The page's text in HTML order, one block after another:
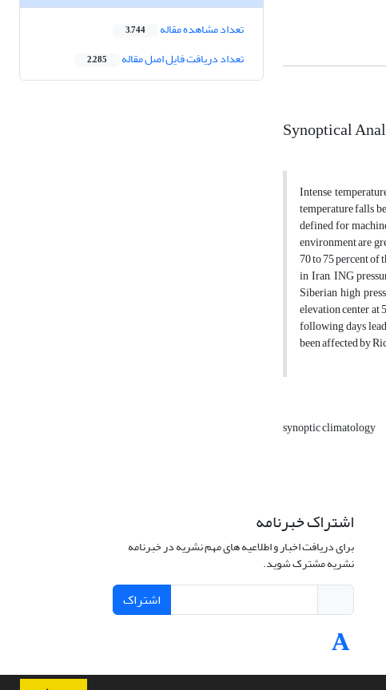
Synoptical
Intense
temperature falls
defined for
environment are
70 to 75 percent
in Iran, ING
Siberian high
elevation center at
following days
been affected by
synoptic climatology
تعداد مشاهده مقاله 3,744
تعداد دریافت فایل اصل مقاله 2,285
اشتراک خبرنامه
برای دریافت اخبار و اطلاعیه های مهم نشریه در خبرنامه
نشریه مشترک شوید.
اشتراک